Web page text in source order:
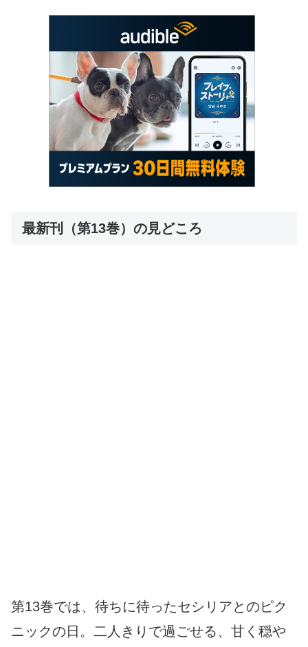
最新刊（第13巻）の見どころ
第13巻では、待ちに待ったセシリアとのピク
ニックの日。二人きりで過ごせる、甘く穏や